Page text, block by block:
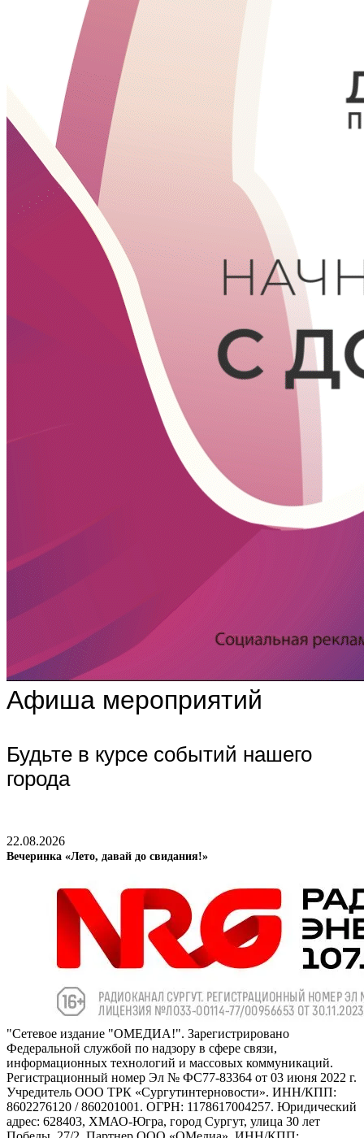
Афиша мероприятий
Будьте в курсе событий нашего
города
22.08.2026
Вечеринка «Лето, давай до свидания!»
"Сетевое издание "ОМЕДИА!". Зарегистрировано
Федеральной службой по надзору в сфере связи,
информационных технологий и массовых коммуникаций.
Регистрационный номер Эл № ФС77-83364 от 03 июня 2022 г.
Учредитель ООО ТРК «Сургутинтерновости». ИНН/КПП:
8602276120 / 860201001. ОГРН: 1178617004257. Юридический
адрес: 628403, ХМАО-Югра, город Сургут, улица 30 лет